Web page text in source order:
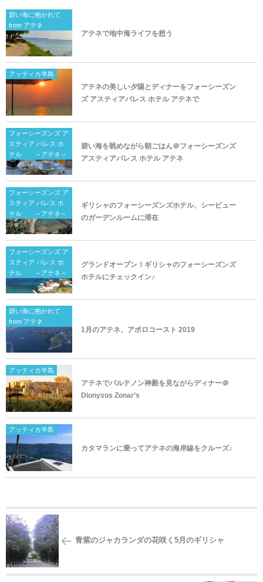
碧い海に抱かれて
from アテネ
アテネで地中海ライフを想う
アッティカ半島
アテネの美しい夕陽とディナーをフォーシーズン
ズ アスティアパレス ホテル アテネで
フォーシーズンズ ア
スティア パレス ホ
テル ～アテネ～
碧い海を眺めながら朝ごはん＠フォーシーズンズ
アスティアパレス ホテル アテネ
フォーシーズンズ ア
スティア パレス ホ
テル ～アテネ～
ギリシャのフォーシーズンズホテル、シービュー
のガーデンルームに滞在
フォーシーズンズ ア
スティア パレス ホ
テル ～アテネ～
グランドオープン！ギリシャのフォーシーズンズ
ホテルにチェックイン♪
碧い海に抱かれて
from アテネ
1月のアテネ、アポロコースト 2019
アッティカ半島
アテネでパルテノン神殿を見ながらディナー＠
Dionysos Zonar’s
アッティカ半島
カタマランに乗ってアテネの海岸線をクルーズ♪
青紫のジャカランダの花咲く5月のギリシャ